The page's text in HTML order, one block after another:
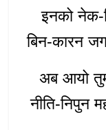
इनको नेक-
बिन-कारन
अब आयो
नीति-निपुन